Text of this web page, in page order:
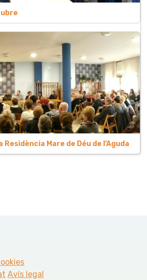
Residència Mare de Déu de l'Aguda
Avís legal